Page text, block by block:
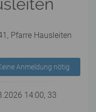
Pfarre Hausleiten
Anmeldung nötig
14:00, 33